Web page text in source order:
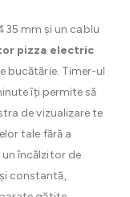
mm și un cablu
pizza electric
bucătărie. Timer-ul
îți permite să
de vizualizare te
tale fără a
un încălzitor de
constantă,